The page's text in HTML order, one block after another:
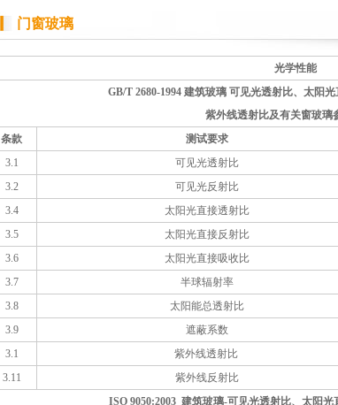
门窗玻璃
光学性能
GB/T 2680-1994 建筑玻璃 可见光透射比、太阳
紫外线透射比及有关窗玻璃
条款
测试要求
3.1
可见光透射比
3.2
可见光反射比
3.4
太阳光直接透射比
3.5
太阳光直接反射比
3.6
太阳光直接吸收比
3.7
半球辐射率
3.8
太阳能总透射比
3.9
遮蔽系数
3.1
紫外线透射比
3.11
紫外线反射比
ISO 9050:2003 建筑玻璃-可见光透射比、太阳光